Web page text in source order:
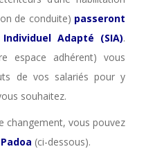
de conduite) passeront
Adapté (SIA).
espace adhérent) vous
de vos salariés pour y
souhaitez.
changement, vous pouvez
(ci-dessous).